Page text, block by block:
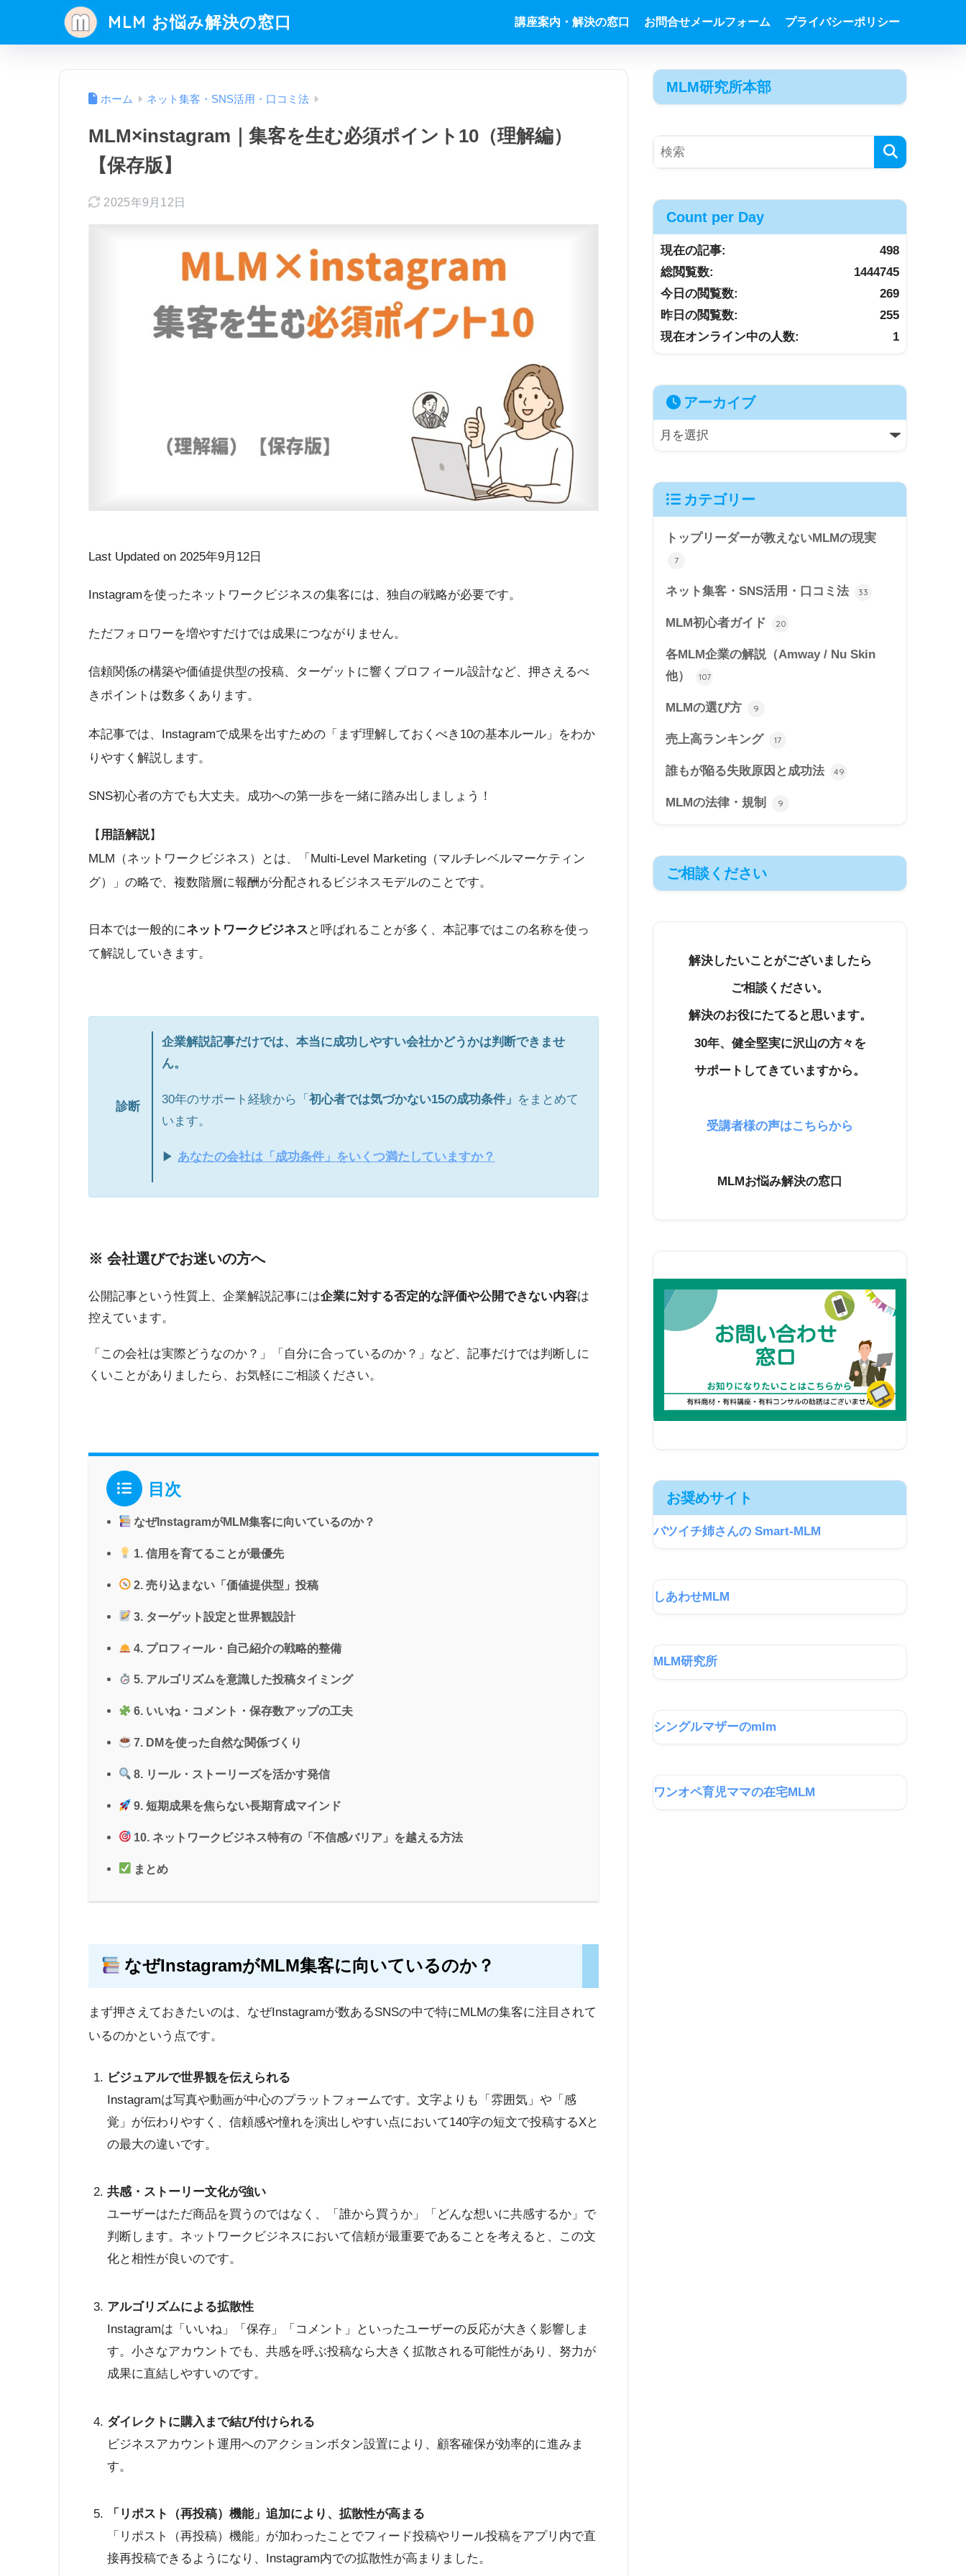
MLM お悩み解決の窓口 講座案内・解決の窓口 お問合せメールフォーム プライバシーポリシー
ホーム ネット集客・SNS活用・口コミ法
MLM×instagram｜集客を生む必須ポイント10（理解編）
【保存版】
2025年9月12日
Last Updated on 2025年9月12日
Instagramを使ったネットワークビジネスの集客には、独自の戦略が必要です。
ただフォロワーを増やすだけでは成果につながりません。
信頼関係の構築や価値提供型の投稿、ターゲットに響くプロフィール設計など、押さえるべ
きポイントは数多くあります。
本記事では、Instagramで成果を出すための「まず理解しておくべき10の基本ルール」をわか
りやすく解説します。
SNS初心者の方でも大丈夫。成功への第一歩を一緒に踏み出しましょう！
【 用語解説】
MLM（ネットワークビジネス）とは、「Multi-Level Marketing（マルチレベルマーケティン
グ）」の略で、複数階層に報酬が分配されるビジネスモデルのことです。
日本では一般的にネットワークビジネス と呼ばれることが多く、本記事ではこの名称を使っ
て解説していきます。
診断
企業解説記事だけでは、本当に成功しやすい会社かどうかは判断できませ
ん。
30年のサポート経験から「 初心者では気づかない15の成功条件」 をまとめて
います。
▶ あなたの会社は「成功条件」をいくつ満たしていますか？
※ 会社選びでお迷いの方へ
公開記事という性質上、企業解説記事には企業に対する否定的な評価や公開できない内容は
控えています。
「この会社は実際どうなのか？」「自分に合っているのか？」など、記事だけでは判断しに
くいことがありましたら、お気軽にご相談ください。
目次
なぜInstagramがMLM集客に向いているのか？
1. 信用を育てることが最優先
2. 売り込まない「価値提供型」投稿
3. ターゲット設定と世界観設計
4. プロフィール・自己紹介の戦略的整備
5. アルゴリズムを意識した投稿タイミング
6. いいね・コメント・保存数アップの工夫
7. DMを使った自然な関係づくり
8. リール・ストーリーズを活かす発信
9. 短期成果を焦らない長期育成マインド
10. ネットワークビジネス特有の「不信感バリア」を越える方法
まとめ
なぜInstagramがMLM集客に向いているのか？
まず押さえておきたいのは、なぜInstagramが数あるSNSの中で特にMLMの集客に注目されて
いるのかという点です。
ビジュアルで世界観を伝えられる
Instagramは写真や動画が中心のプラットフォームです。文字よりも「雰囲気」や「感
覚」が伝わりやすく、信頼感や憧れを演出しやすい点において140字の短文で投稿するXと
の最大の違いです。
共感・ストーリー文化が強い
ユーザーはただ商品を買うのではなく、「誰から買うか」「どんな想いに共感するか」で
判断します。ネットワークビジネスにおいて信頼が最重要であることを考えると、この文
化と相性が良いのです。
アルゴリズムによる拡散性
Instagramは「いいね」「保存」「コメント」といったユーザーの反応が大きく影響しま
す。小さなアカウントでも、共感を呼ぶ投稿なら大きく拡散される可能性があり、努力が
成果に直結しやすいのです。
ダイレクトに購入まで結び付けられる
ビジネスアカウント運用へのアクションボタン設置により、顧客確保が効率的に進みま
す。
「リポスト（再投稿）機能」追加により、拡散性が高まる
「リポスト（再投稿）機能」が加わったことでフィード投稿やリール投稿をアプリ内で直
接再投稿できるようになり、Instagram内での拡散性が高まりました。
MLM研究所本部
Count per Day
498
現在の記事:
1444745
総閲覧数:
269
今日の閲覧数:
255
昨日の閲覧数:
1
現在オンライン中の人数:
アーカイブ
カテゴリー
トップリーダーが教えないMLMの現実
7
ネット集客・SNS活用・口コミ法 33
MLM初心者ガイド 20
各MLM企業の解説（Amway / Nu Skin
他）
107
MLMの選び方 9
売上高ランキング 17
誰もが陥る失敗原因と成功法 49
MLMの法律・規制 9
ご相談ください
解決したいことがございましたら
ご相談ください。
解決のお役にたてると思います。
30年、健全堅実に沢山の方々を
サポートしてきていますから。
受講者様の声はこちらから
MLMお悩み解決の窓口
お奨めサイト
バツイチ姉さんの Smart-MLM
しあわせMLM
MLM研究所
シングルマザーのmlm
ワンオペ育児ママの在宅MLM